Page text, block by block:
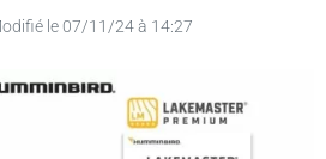
le 07/11/24 à 14:27